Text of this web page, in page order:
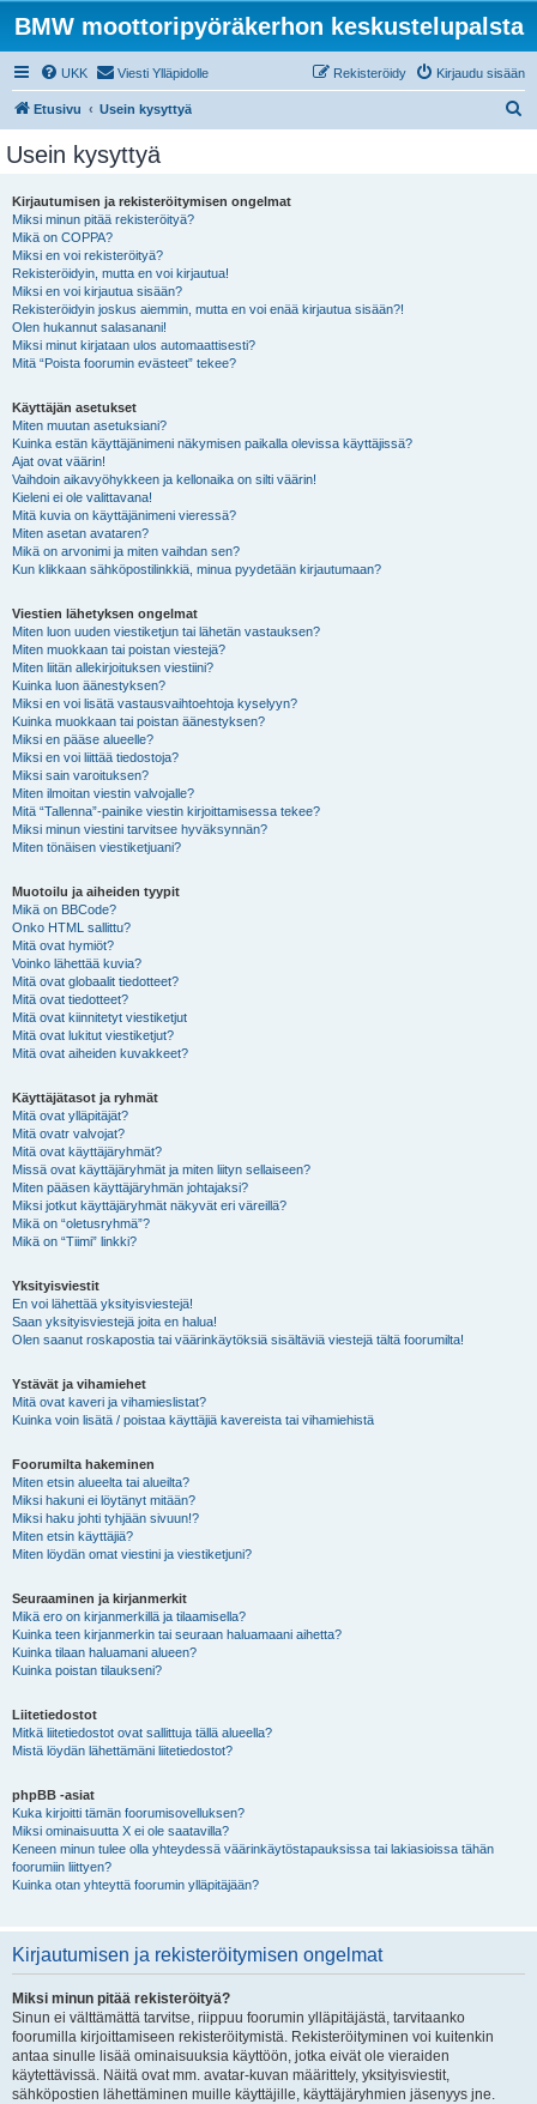
BMW moottoripyöräkerhon keskustelupalsta
UKK Viesti Ylläpidolle Kirjaudu sisään
Rekisteröidy
Etusivu Usein kysyttyä
Usein kysyttyä
Kirjautumisen ja rekisteröitymisen ongelmat
Miksi minun pitää rekisteröityä?
Mikä on COPPA?
Miksi en voi rekisteröityä?
Rekisteröidyin, mutta en voi kirjautua!
Miksi en voi kirjautua sisään?
Rekisteröidyin joskus aiemmin, mutta en voi enää kirjautua sisään?!
Olen hukannut salasanani!
Miksi minut kirjataan ulos automaattisesti?
Mitä “Poista foorumin evästeet” tekee?
Käyttäjän asetukset
Miten muutan asetuksiani?
Kuinka estän käyttäjänimeni näkymisen paikalla olevissa käyttäjissä?
Ajat ovat väärin!
Vaihdoin aikavyöhykkeen ja kellonaika on silti väärin!
Kieleni ei ole valittavana!
Mitä kuvia on käyttäjänimeni vieressä?
Miten asetan avataren?
Mikä on arvonimi ja miten vaihdan sen?
Kun klikkaan sähköpostilinkkiä, minua pyydetään kirjautumaan?
Viestien lähetyksen ongelmat
Miten luon uuden viestiketjun tai lähetän vastauksen?
Miten muokkaan tai poistan viestejä?
Miten liitän allekirjoituksen viestiini?
Kuinka luon äänestyksen?
Miksi en voi lisätä vastausvaihtoehtoja kyselyyn?
Kuinka muokkaan tai poistan äänestyksen?
Miksi en pääse alueelle?
Miksi en voi liittää tiedostoja?
Miksi sain varoituksen?
Miten ilmoitan viestin valvojalle?
Mitä “Tallenna”-painike viestin kirjoittamisessa tekee?
Miksi minun viestini tarvitsee hyväksynnän?
Miten tönäisen viestiketjuani?
Muotoilu ja aiheiden tyypit
Mikä on BBCode?
Onko HTML sallittu?
Mitä ovat hymiöt?
Voinko lähettää kuvia?
Mitä ovat globaalit tiedotteet?
Mitä ovat tiedotteet?
Mitä ovat kiinnitetyt viestiketjut
Mitä ovat lukitut viestiketjut?
Mitä ovat aiheiden kuvakkeet?
Käyttäjätasot ja ryhmät
Mitä ovat ylläpitäjät?
Mitä ovatr valvojat?
Mitä ovat käyttäjäryhmät?
Missä ovat käyttäjäryhmät ja miten liityn sellaiseen?
Miten pääsen käyttäjäryhmän johtajaksi?
Miksi jotkut käyttäjäryhmät näkyvät eri väreillä?
Mikä on “oletusryhmä”?
Mikä on “Tiimi” linkki?
Yksityisviestit
En voi lähettää yksityisviestejä!
Saan yksityisviestejä joita en halua!
Olen saanut roskapostia tai väärinkäytöksiä sisältäviä viestejä tältä foorumilta!
Ystävät ja vihamiehet
Mitä ovat kaveri ja vihamieslistat?
Kuinka voin lisätä / poistaa käyttäjiä kavereista tai vihamiehistä
Foorumilta hakeminen
Miten etsin alueelta tai alueilta?
Miksi hakuni ei löytänyt mitään?
Miksi haku johti tyhjään sivuun!?
Miten etsin käyttäjiä?
Miten löydän omat viestini ja viestiketjuni?
Seuraaminen ja kirjanmerkit
Mikä ero on kirjanmerkillä ja tilaamisella?
Kuinka teen kirjanmerkin tai seuraan haluamaani aihetta?
Kuinka tilaan haluamani alueen?
Kuinka poistan tilaukseni?
Liitetiedostot
Mitkä liitetiedostot ovat sallittuja tällä alueella?
Mistä löydän lähettämäni liitetiedostot?
phpBB -asiat
Kuka kirjoitti tämän foorumisovelluksen?
Miksi ominaisuutta X ei ole saatavilla?
Keneen minun tulee olla yhteydessä väärinkäytöstapauksissa tai lakiasioissa tähän
foorumiin liittyen?
Kuinka otan yhteyttä foorumin ylläpitäjään?
Kirjautumisen ja rekisteröitymisen ongelmat
Miksi minun pitää rekisteröityä?
Sinun ei välttämättä tarvitse, riippuu foorumin ylläpitäjästä, tarvitaanko
foorumilla kirjoittamiseen rekisteröitymistä. Rekisteröityminen voi kuitenkin
antaa sinulle lisää ominaisuuksia käyttöön, jotka eivät ole vieraiden
käytettävissä. Näitä ovat mm. avatar-kuvan määrittely, yksityisviestit,
sähköpostien lähettäminen muille käyttäjille, käyttäjäryhmien jäsenyys jne.